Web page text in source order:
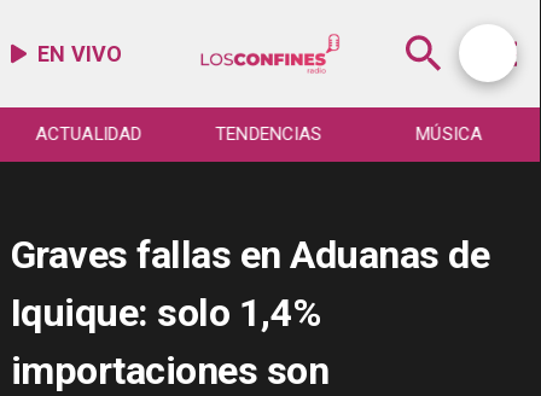
EN VIVO
ACTUALIDAD TENDENCIAS MÚSICA
Graves fallas en Aduanas de
Iquique: solo 1,4%
importaciones son